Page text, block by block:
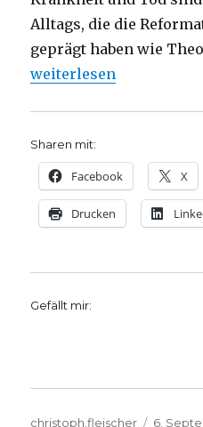
Alltags, die die
geprägt haben wie
„Lebendige
weiterlesen
Sharen mit:
Facebook X
Drucken
Gefällt mir:
Autor
christoph.fleischer 6.